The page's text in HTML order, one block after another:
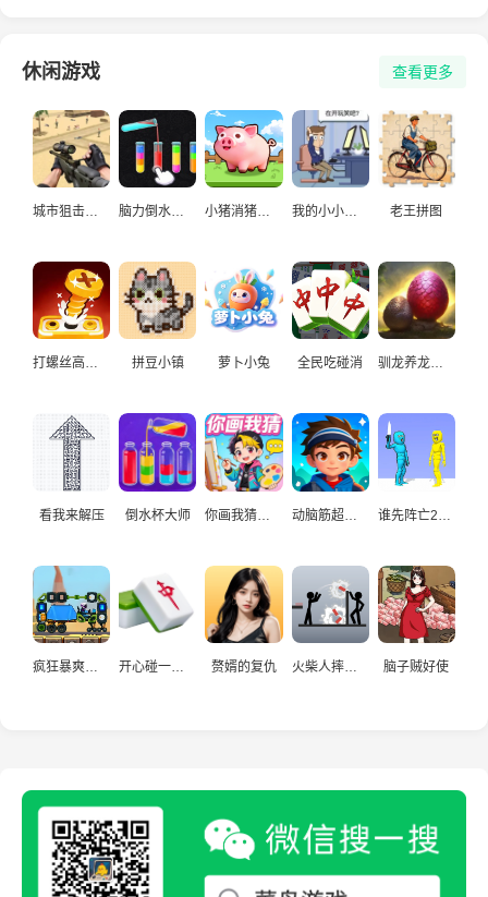
休闲游戏 查看更多
城市狙击手游戏 脑力倒水挑战 小猪消猪猪游戏 我的小小人生 老王拼图
打螺丝高手益智游戏 拼豆小镇 萝卜小兔 全民吃碰消 驯龙养龙孵化高手
看我来解压 倒水杯大师
赘婿的复仇 火柴人摔炮仗 脑子贼好使